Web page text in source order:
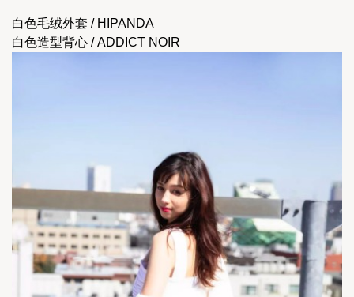
白色毛绒外套 / HIPANDA
白色造型背心 / ADDICT NOIR